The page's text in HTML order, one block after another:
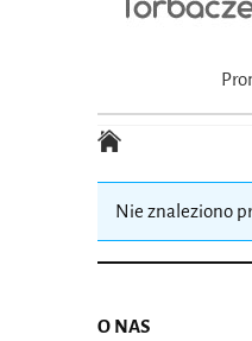
Nie znaleziono
O NAS